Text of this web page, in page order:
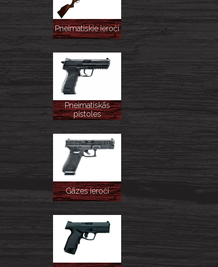
Pneimatiskie ieroči
Pneimatiskās
pistoles
Gāzes ieroči